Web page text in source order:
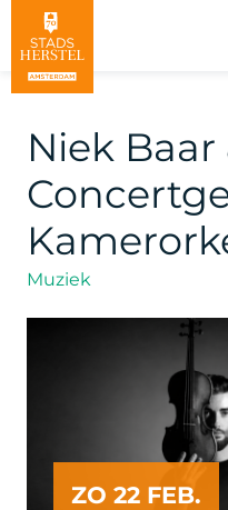
Niek Baar
Muziek
ZO 22 FEB.